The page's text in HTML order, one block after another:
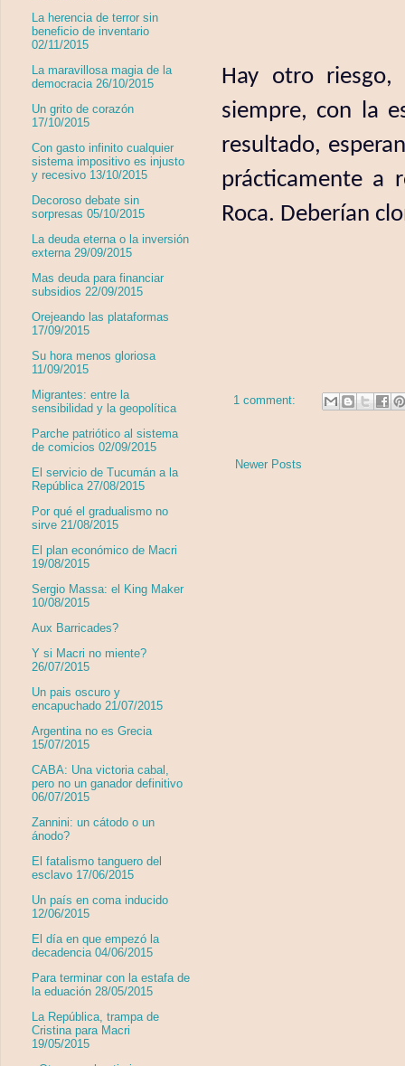
Hay otro
siempre, con la
resultado,
prácticamente a
Roca.
1 comment:
Newer Posts
La herencia de terror sin
beneficio de inventario
02/11/2015
La maravillosa magia de la
democracia 26/10/2015
Un grito de corazón
17/10/2015
Con gasto infinito cualquier
sistema impositivo es injusto
y recesivo 13/10/2015
Decoroso debate sin
sorpresas 05/10/2015
La deuda eterna o la inversión
externa 29/09/2015
Mas deuda para financiar
subsidios 22/09/2015
Orejeando las plataformas
17/09/2015
Su hora menos gloriosa
11/09/2015
Migrantes: entre la
sensibilidad y la geopolítica
Parche patriótico al sistema
de comicios 02/09/2015
El servicio de Tucumán a la
República 27/08/2015
Por qué el gradualismo no
sirve 21/08/2015
El plan económico de Macri
19/08/2015
Sergio Massa: el King Maker
10/08/2015
Aux Barricades?
Y si Macri no miente?
26/07/2015
Un pais oscuro y
encapuchado 21/07/2015
Argentina no es Grecia
15/07/2015
CABA: Una victoria cabal,
pero no un ganador definitivo
06/07/2015
Zannini: un cátodo o un
ánodo?
El fatalismo tanguero del
esclavo 17/06/2015
Un país en coma inducido
12/06/2015
El día en que empezó la
decadencia 04/06/2015
Para terminar con la estafa de
la eduación 28/05/2015
La República, trampa de
Cristina para Macri
19/05/2015